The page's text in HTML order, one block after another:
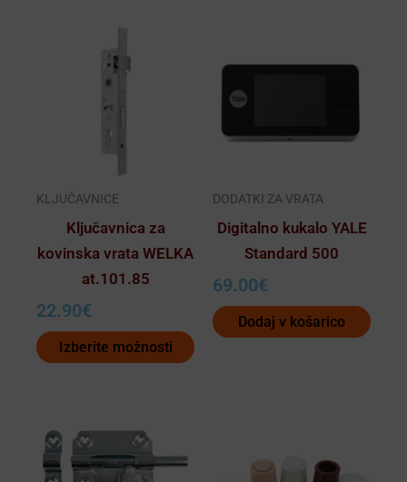
KLJUČAVNICE
Ključavnica za
kovinska vrata WELKA
at.101.85
22.90€
Izberite možnosti
lahko
DODATKI ZA VRATA
Digitalno kukalo YALE
Standard 500
69.00€
Dodaj v košarico